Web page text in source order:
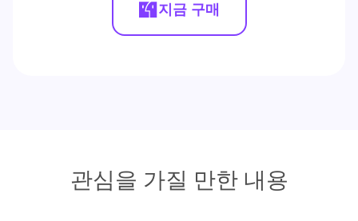
지금 구매
관심을 가질 만한 내용